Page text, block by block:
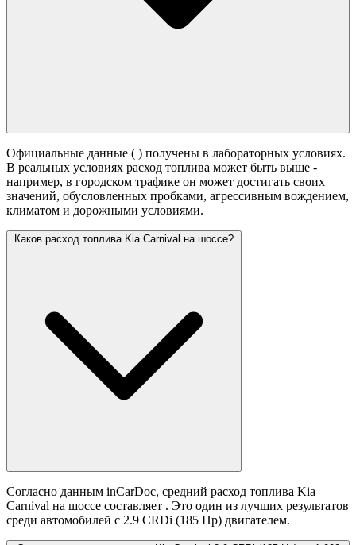
Официальные данные ( ) получены в лабораторных условиях.
В реальных условиях расход топлива может быть выше -
например, в городском трафике он может достигать своих
значений, обусловленных пробками, агрессивным вождением,
климатом и дорожными условиями.
Каков расход топлива Kia Carnival на шоссе?
Согласно данным inCarDoc, средний расход топлива Kia
Carnival на шоссе составляет . Это один из лучших результатов
среди автомобилей с 2.9 CRDi (185 Hp) двигателем.